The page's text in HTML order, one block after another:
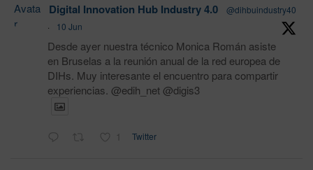
Avata
r
Digital Innovation Hub Industry 4.0
@dihbuindustry40
·
10 Jun
Desde ayer nuestra técnico Monica Román asiste
en Bruselas a la reunión anual de la red europea de
DIHs. Muy interesante el encuentro para compartir
experiencias. @edih_net @digis3
1 Twitter